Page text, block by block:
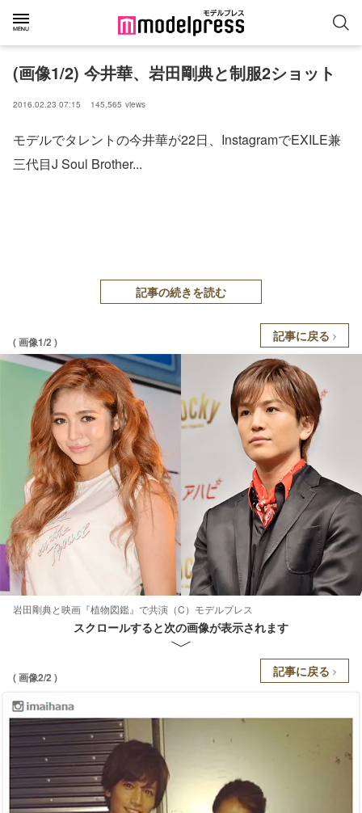
(画像1/2) 今井華、岩田剛典と制服2ショット
2016.02.23 07:15 145,565 views
モデルでタレントの今井華が22日、InstagramでEXILE兼
三代目J Soul Brother...
記事の続きを読む
( 画像1/2 ) 記事に戻る
岩田剛典と映画『植物図鑑』で共演（C）モデルプレス
スクロールすると次の画像が表示されます
( 画像2/2 ) 記事に戻る